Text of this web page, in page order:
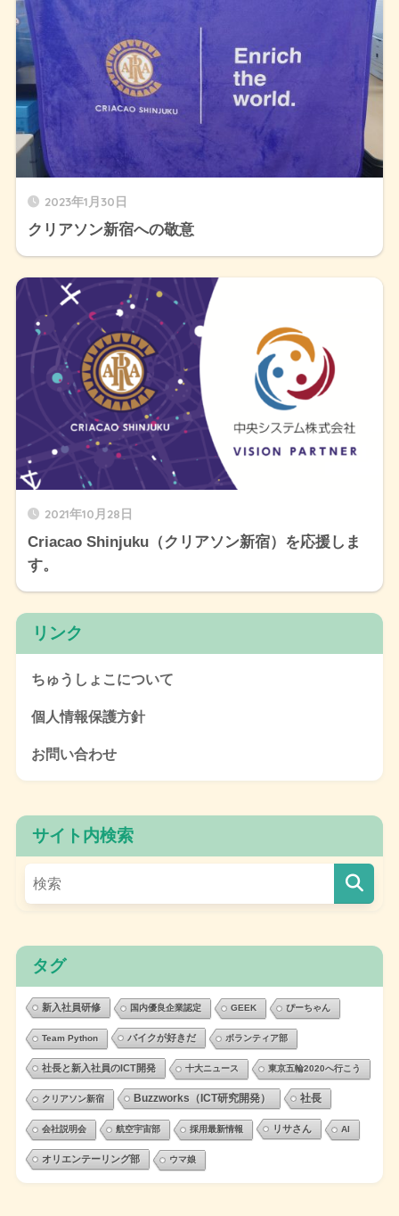
2023年1月30日
クリアソン新宿への敬意
2021年10月28日
Criacao Shinjuku（クリアソン新宿）を応援しま
す。
リンク
ちゅうしょこについて
個人情報保護方針
お問い合わせ
サイト内検索
タグ
新入社員研修 国内優良企業認定 GEEK ぴーちゃん
Team Python バイクが好きだ ボランティア部
社長と新入社員のICT開発 十大ニュース 東京五輪2020へ行こう
クリアソン新宿 Buzzworks（ICT研究開発） 社長
会社説明会 航空宇宙部 採用最新情報 リサさん AI
オリエンテーリング部 ウマ娘